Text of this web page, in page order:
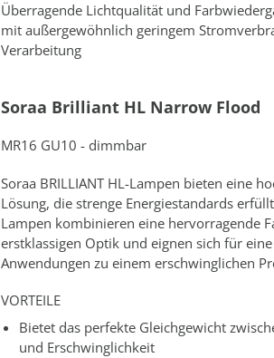
Überragende Lichtqualität und
mit außergewöhnlich geringem
Verarbeitung
Soraa Brilliant HL Narrow Flood
MR16 GU10 - dimmbar
Soraa BRILLIANT HL-Lampen bieten eine
Lösung, die strenge Energiestandards
Lampen kombinieren eine hervorragende
erstklassigen Optik und eignen sich für
Anwendungen zu einem erschwinglichen
VORTEILE
Bietet das perfekte Gleichgewicht
und Erschwinglichkeit